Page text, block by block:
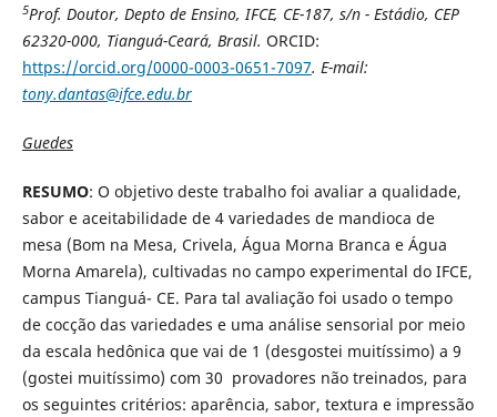
5Prof. Doutor, Depto de Ensino, IFCE, CE-187, s/n - Estádio, CEP
62320-000, Tianguá-Ceará, Brasil. ORCID:
https://orcid.org/0000-0003-0651-7097. E-mail:
tony.dantas@ifce.edu.br
Guedes
RESUMO: O objetivo deste trabalho foi avaliar a qualidade,
sabor e aceitabilidade de 4 variedades de mandioca de
mesa (Bom na Mesa, Crivela, Água Morna Branca e Água
Morna Amarela), cultivadas no campo experimental do IFCE,
campus Tianguá- CE. Para tal avaliação foi usado o tempo
de cocção das variedades e uma análise sensorial por meio
da escala hedônica que vai de 1 (desgostei muitíssimo) a 9
(gostei muitíssimo) com 30 provadores não treinados, para
os seguintes critérios: aparência, sabor, textura e impressão